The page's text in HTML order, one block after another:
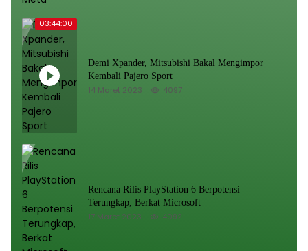
03:44:00
Demi Xpander, Mitsubishi Bakal Mengimpor
Kembali Pajero Sport
14 Maret 2023 4097
Rencana Rilis PlayStation 6 Berpotensi
Terungkap, Berkat Microsoft
17 Maret 2023 4092